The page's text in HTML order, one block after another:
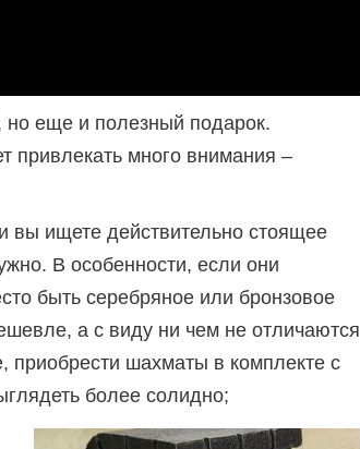
но еще и полезный подарок.
привлекать много внимания –
вы ищете действительно стоящее
В особенности, если они
быть серебряное или бронзовое
а с виду ни чем не отличаются
приобрести шахматы в комплекте с
более солидно;